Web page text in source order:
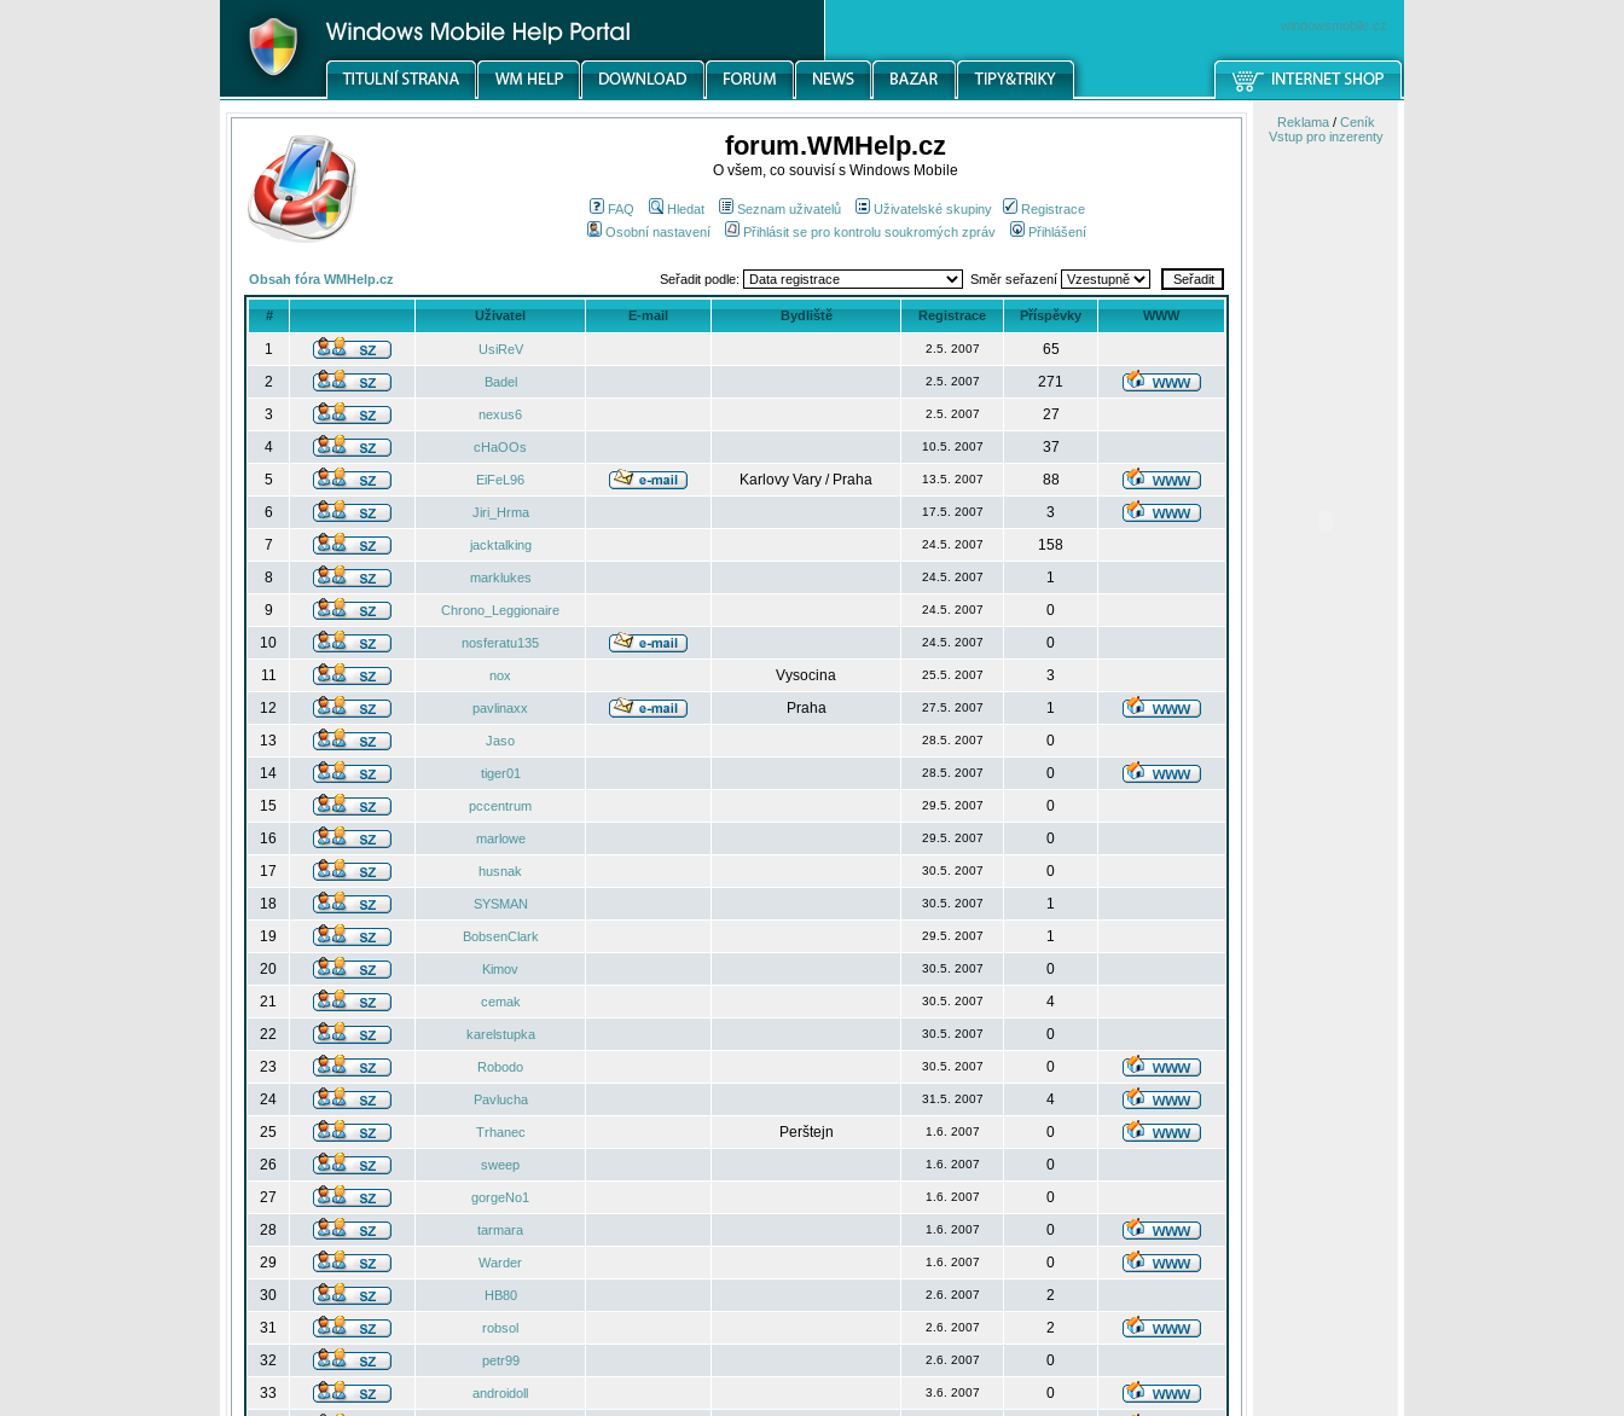
windowsmobile.cz
forum.WMHelp.cz
O všem, co souvisí s Windows Mobile
FAQ Hledat Seznam uživatelů Uživatelské skupiny
Registrace
Osobní nastavení
Přihlásit se pro kontrolu soukromých zpráv Přihlášení
Obsah fóra WMHelp.cz Seřadit podle: Směr seřazení
# Uživatel E-mail Bydliště Registrace Příspěvky WWW
1 UsiReV 2.5. 2007
65
2
Badel 2.5. 2007
271
3
nexus6 2.5. 2007
27
4
cHaOOs 10.5. 2007
37
5
EiFeL96 Karlovy Vary / Praha 13.5. 2007
88
6
Jiri_Hrma 17.5. 2007
3
7
jacktalking 24.5. 2007
158
8
marklukes 24.5. 2007
1
9
Chrono_Leggionaire 24.5. 2007
0
10
nosferatu135 24.5. 2007
0
11
nox Vysocina 25.5. 2007
3
12
pavlinaxx Praha 27.5. 2007
1
13
Jaso 28.5. 2007
0
14
tiger01 28.5. 2007
0
15
pccentrum 29.5. 2007
0
16
marlowe 29.5. 2007
0
17
husnak 30.5. 2007
0
18
SYSMAN 30.5. 2007
1
19
BobsenClark 29.5. 2007
1
20
Kimov 30.5. 2007
0
21
cemak 30.5. 2007
4
22
karelstupka 30.5. 2007
0
23
Robodo 30.5. 2007
0
24
Pavlucha 31.5. 2007
4
25
Trhanec Perštejn 1.6. 2007
0
26
sweep 1.6. 2007
0
27
gorgeNo1 1.6. 2007
0
28
tarmara 1.6. 2007
0
29
Warder 1.6. 2007
0
30
HB80 2.6. 2007
2
31
robsol 2.6. 2007
2
32
petr99 2.6. 2007
0
33
androidoll 3.6. 2007
0
Reklama/ Ceník
Vstup pro inzerenty